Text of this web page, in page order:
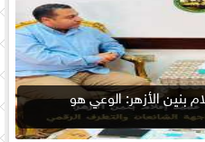
بنين الأزهر: الوعي هو